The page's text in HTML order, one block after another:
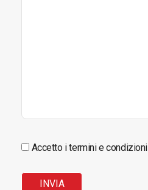
Accetto i termini e condizioni